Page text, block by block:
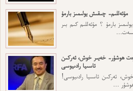
مۇئەللىم- چىقىش يولىمىز بارمۇ
بارمۇ ؟ مۇئەللىم كىم بىر
ھوشۇر- خەيىر خوش، ئەركىن
ئاسىيا رادىيوسى
ئەركىن ئاسىيا رادىيوسى!
...